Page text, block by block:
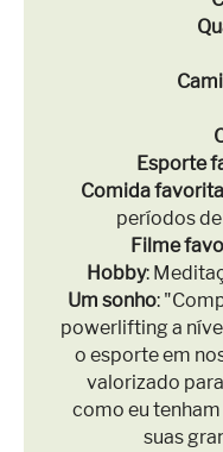
Esporte
Comida favorita
períodos
Filme
Hobby:
Um sonho:
powerlifting a
o esporte em
valorizado
como eu
suas